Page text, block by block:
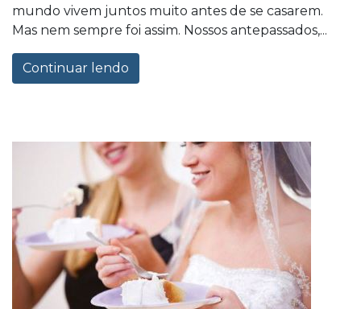
mundo vivem juntos muito antes de se casarem.
Mas nem sempre foi assim. Nossos antepassados,...
Continuar lendo